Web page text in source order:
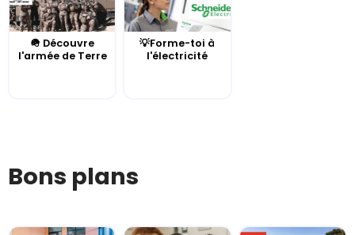
🪖 Découvre
l'armée de Terre
💡Forme-toi à
l'électricité
Bons plans